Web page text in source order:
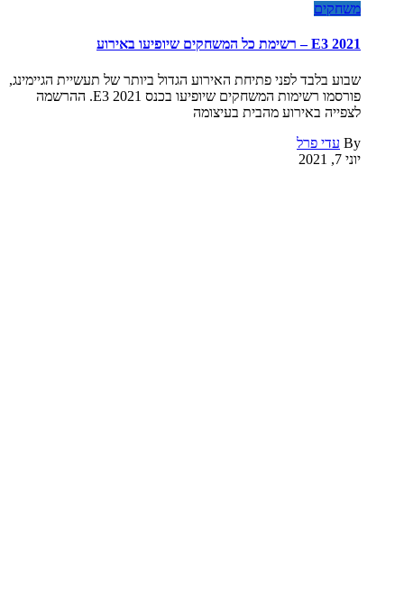
משחקים
E3 2021 – רשימת כל המשחקים שיופיעו באירוע
שבוע בלבד לפני פתיחת האירוע הגדול ביותר של תעשיית הגיימינג,
פורסמו רשימות המשחקים שיופיעו בכנס E3 2021. ההרשמה
לצפייה באירוע מהבית בעיצומה
By עדי פרל
יוני 7, 2021